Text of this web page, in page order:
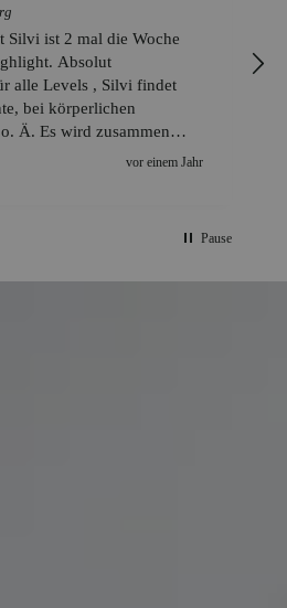
Silvi ist 2 mal die Woche
Absolut
alle Levels , Silvi findet
bei körperlichen
Ä. Es wird zusammen
Hinterher- ein supervor einem Jahr
Pause